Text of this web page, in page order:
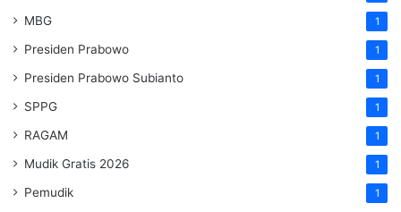
MBG 1
Presiden Prabowo 1
Presiden Prabowo Subianto 1
SPPG 1
RAGAM 1
Mudik Gratis 2026 1
Pemudik 1